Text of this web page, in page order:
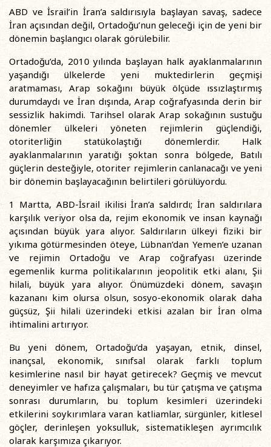
ABD ve İsrail’in İran’a saldırısıyla başlayan savaş, sadece
İran açısından değil, Ortadoğu’nun geleceği için de yeni bir
dönemin başlangıcı olarak görülebilir.
Ortadoğu’da, 2010 yılında başlayan halk ayaklanmalarının
yaşandığı ülkelerde yeni muktedirlerin geçmişi
aratmaması, Arap sokağını büyük ölçüde ıssızlaştırmış
durumdaydı ve İran dışında, Arap coğrafyasında derin bir
sessizlik hakimdi. Tarihsel olarak Arap sokağının sustuğu
dönemler ülkeleri yöneten rejimlerin güçlendiği,
otoriterliğin statükolaştığı dönemlerdir. Halk
ayaklanmalarının yaratığı şoktan sonra bölgede, Batılı
güçlerin desteğiyle, otoriter rejimlerin canlanacağı ve yeni
bir dönemin başlayacağının belirtileri görülüyordu.
1 Martta, ABD-İsrail ikilisi İran’a saldırdı; İran saldırılara
karşılık veriyor olsa da, rejim ekonomik ve insan kaynağı
açısından büyük yara alıyor. Saldırıların ülkeyi fiziki bir
yıkıma götürmesinden öteye, Lübnan’dan Yemen’e uzanan
ve rejimin Ortadoğu ve Arap coğrafyası üzerinde
egemenlik kurma politikalarının jeopolitik etki alanı, Şii
hilali, büyük yara alıyor. Önümüzdeki dönem, savaşın
kazananı kim olursa olsun, sosyo-ekonomik olarak daha
güçsüz, Şii hilali üzerindeki etkisi azalan bir İran olma
ihtimalini artırıyor.
Bu yeni dönem, Ortadoğu’da yaşayan, etnik, dinsel,
inançsal, ekonomik, sınıfsal olarak farklı toplum
kesimlerine nasıl bir hayat getirecek? Geçmiş ve mevcut
deneyimler ve hafıza çalışmaları, bu tür çatışma ve çatışma
sonrası durumların, bu toplum kesimleri üzerindeki
etkilerini soykırımlara varan katliamlar, sürgünler, kitlesel
göçler, derinleşen yoksulluk, sistematikleşen ayrımcılık
olarak karşımıza çıkarıyor.